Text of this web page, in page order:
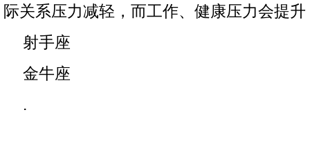
际关系压力减轻，而工作、健康压力会提
射手座
金牛座
.